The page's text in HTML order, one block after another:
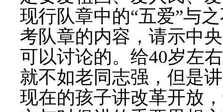
现行队章中的“五爱”与
考队章的内容，请示中
可以讨论的。给40岁左
就不如老同志强，但是
现在的孩子讲改革开放